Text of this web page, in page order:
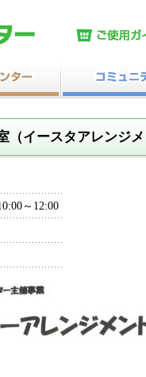
（イースタアレンジ
～12:00